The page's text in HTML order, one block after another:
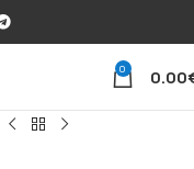
0 0.00